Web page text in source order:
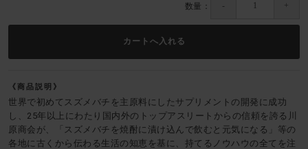
数量：
商品説明
世界で初めてスズメバチを主原料にしたサプリメントの開発に成功
し、25年以上にわたり国内外のトップアスリートからの信頼を誇る川
原商会が、「スズメバチを焼酎に漬け込んで飲むと元気になる」等の
各地に古くから伝わる生活の知恵を基に、持てるノウハウの全てを注